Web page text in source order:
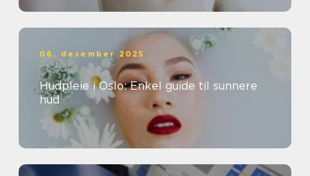
06. desember 2025
Hudpleie i Oslo: Enkel guide til sunnere
hud